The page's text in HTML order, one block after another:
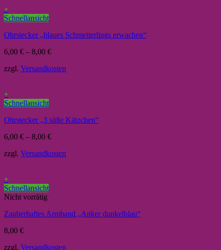
+
Schnellansicht
Ohrstecker „blaues Schmetterlings erwachen“
6,00 € – 8,00 €
zzgl. Versandkosten
+
Schnellansicht
Ohrstecker „3 süße Kätzchen“
6,00 € – 8,00 €
zzgl. Versandkosten
+
Schnellansicht
Nicht vorrätig
Zauberhaftes Armband „Anker dunkelblau“
8,00 €
zzgl. Versandkosten